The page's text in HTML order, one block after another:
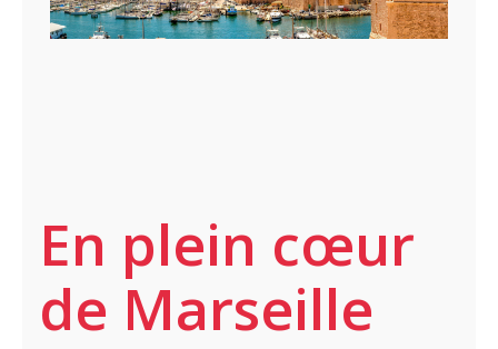
En plein cœur
de Marseille